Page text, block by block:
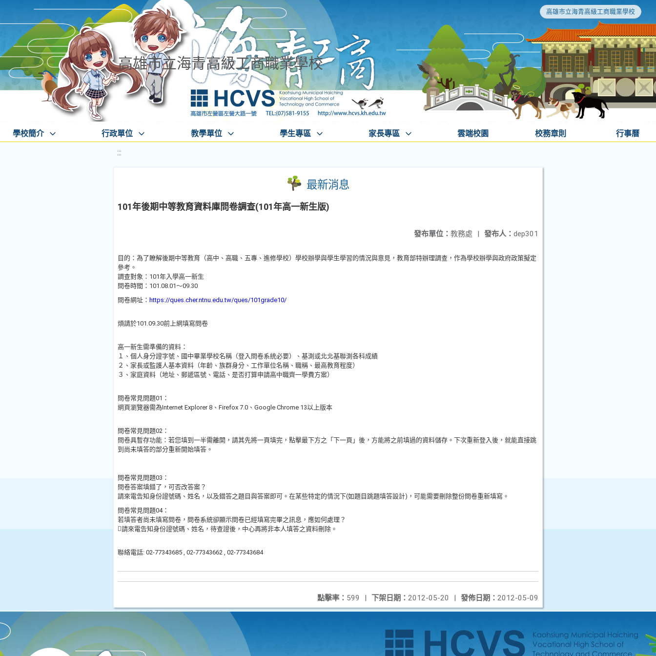
高雄市立海青高級工商職業學校
高雄市立海青高級工商職業學校
學校簡介 行政單位 教學單位 學生專區 家長專區 雲端校園 校務章則 行事曆
:::
最新消息
101年後期中等教育資料庫問卷調查(101年高一新生版)
發布人： dep301
發布單位： 教務處 |
目的：為了瞭解後期中等教育（高中、高職、五專、進修學校）學校辦學與學生學習的情況與意見，教育部特辦理調查，作為學校辦學與政府政策擬定
參考。
調查對象：101年入學高一新生
問卷時間：101.08.01～09.30
問卷網址： https://ques.cher.ntnu.edu.tw/ques/101grade10/
煩請於101.09.30前上網填寫問卷
高一新生需準備的資料：
１、個人身分證字號、國中畢業學校名稱（登入問卷系統必要）、基測或北北基聯測各科成績
２、家長或監護人基本資料（年齡、族群身分、工作單位名稱、職稱、最高教育程度）
３、家庭資料（地址、郵遞區號、電話、是否打算申請高中職齊一學費方案）
問卷常見問題01：
網頁瀏覽器需為Internet Explorer 8、Firefox 7.0、Google Chrome 13以上版本
問卷常見問題02：
問卷具暫存功能：若您填到一半需離開，請其先將一頁填完，點擊最下方之「下一頁」後，方能將之前填過的資料儲存。下次重新登入後，就能直接跳
到尚未填答的部分重新開始填答。
問卷常見問題03：
問卷答案填錯了，可否改答案？
請來電告知身份證號碼、姓名，以及錯答之題目與答案即可。在某些特定的情況下(如題目跳題填答設計)，可能需要刪除整份問卷重新填寫。
問卷常見問題04：
若填答者尚未填寫問卷，問卷系統卻顯示問卷已經填寫完畢之訊息，應如何處理？
請來電告知身份證號碼、姓名，待查證後，中心再將非本人填答之資料刪除。
聯絡電話: 02-77343685 , 02-77343662 , 02-77343684
發佈日期： 2012-05-09
下架日期： 2012-05-20 |
點擊率： 599 |